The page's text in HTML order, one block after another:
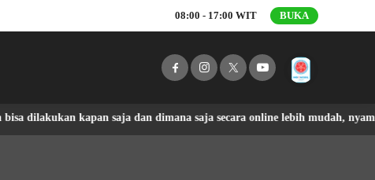
08:00 - 17:00 WIT BUKA
kapan saja dan dimana saja secara online lebih mudah, nyaman dan